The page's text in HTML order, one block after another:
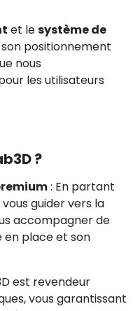
et lesystème de
positionnement
nous
les utilisateurs
?
: En partant
guider vers la
accompagner de
en place et son
est revendeur
vous garantissant